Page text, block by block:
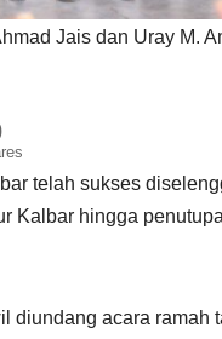
Jais dan Uray M.
telah sukses
Kalbar hingga
diundang acara ramah